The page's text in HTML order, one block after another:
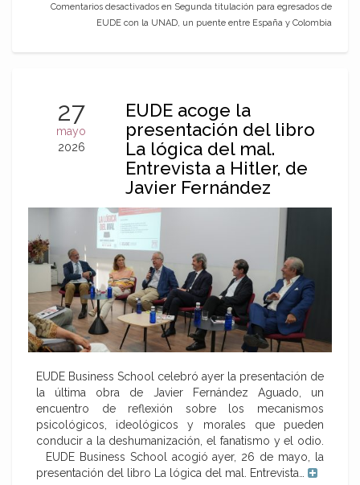
Comentarios desactivados en Segunda titulación para egresados de
EUDE con la UNAD, un puente entre España y Colombia
27
mayo
2026
EUDE acoge la
presentación del libro
La lógica del mal.
Entrevista a Hitler, de
Javier Fernández
Aguado
EUDE Business School celebró ayer la presentación de
la última obra de Javier Fernández Aguado, un
encuentro de reflexión sobre los mecanismos
psicológicos, ideológicos y morales que pueden
conducir a la deshumanización, el fanatismo y el odio.
EUDE Business School acogió ayer, 26 de mayo, la
presentación del libro La lógica del mal. Entrevista…